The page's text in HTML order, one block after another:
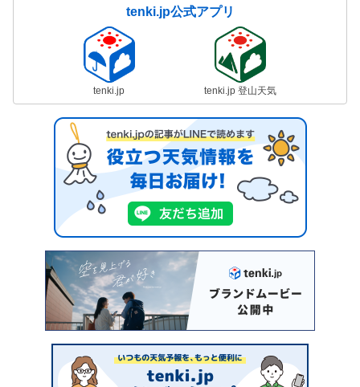
tenki.jp公式アプリ
tenki.jp tenki.jp 登山天気